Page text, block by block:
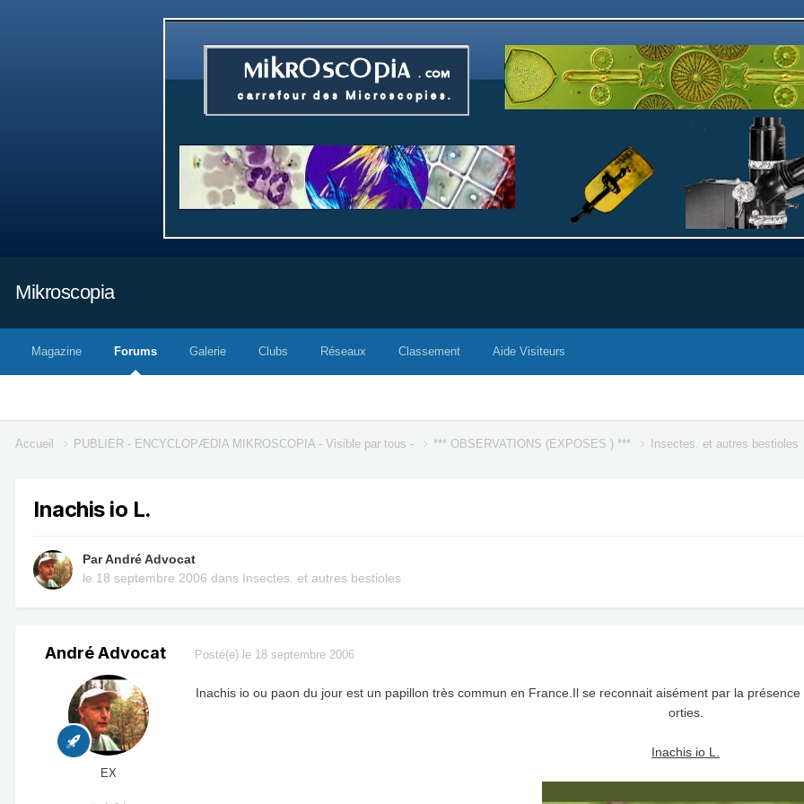
Mikroscopia
Magazine Forums Galerie Clubs Réseaux Classement Aide Visiteurs
Accueil PUBLIER - ENCYCLOPÆDIA MIKROSCOPIA - Visible par tous - *** OBSERVATIONS (EXPOSES ) *** Insectes. et autres bestioles
Inachis io L.
ParAndré Advocat
le 18 septembre 2006 dans Insectes. et autres bestioles
André Advocat
EX
Posté(e) le 18 septembre 2006
Inachis io ou paon du jour est un papillon très commun en France.Il se reconnait aisément par la
orties.
Inachis io L.